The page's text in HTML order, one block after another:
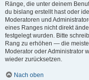
Ränge, die unter deinem
du bislang erstellt hast oder
Moderatoren und
eines Ranges nicht direkt
festgelegt wurden. Bitte
Rang zu erhöhen — die
Moderator oder Administrator
wieder zurücksetzen.
Nach oben